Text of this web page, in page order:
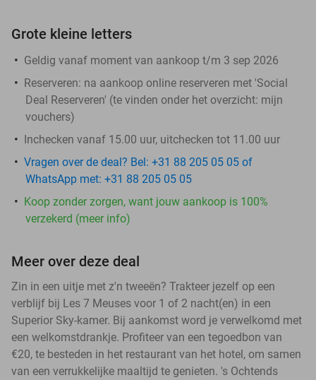
Grote kleine letters
Geldig vanaf moment van aankoop t/m 3 sep 2026
Reserveren: na aankoop online reserveren met 'Social
Deal Reserveren' (te vinden onder het overzicht: mijn
vouchers)
Inchecken vanaf 15.00 uur, uitchecken tot 11.00 uur
Vragen over de deal? Bel: +31 88 205 05 05 of
WhatsApp met: +31 88 205 05 05
Koop zonder zorgen, want jouw aankoop is 100%
verzekerd (meer info)
Meer over deze deal
Zin in een uitje met z'n tweeën? Trakteer jezelf op een
verblijf bij Les 7 Meuses voor 1 of 2 nacht(en) in een
Superior Sky-kamer. Bij aankomst word je verwelkomd met
een welkomstdrankje. Profiteer van een tegoedbon van
€20, te besteden in het restaurant van het hotel, om samen
van een verrukkelijke maaltijd te genieten. 's Ochtends